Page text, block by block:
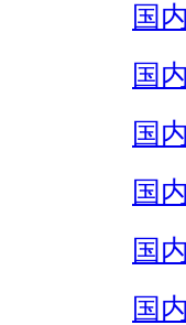
国
国
国
国
国
国